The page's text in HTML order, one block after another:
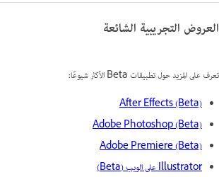
العروض التجريبية الشائعة
تعرف على المزيد حول تطبيقات Beta الأكثر شيوعًا:
After Effects (Beta)
Adobe Photoshop (Beta)
Adobe Premiere (Beta)
Illustrator على الويب (Beta)